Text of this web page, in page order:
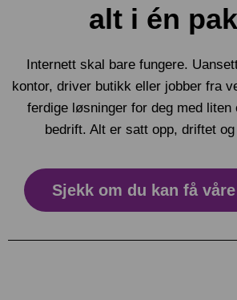
alt i én
Internett skal bare fungere.
kontor, driver butikk eller jobber fra
ferdige løsninger for deg med liten
bedrift. Alt er satt opp, driftet
Sjekk om du kan få